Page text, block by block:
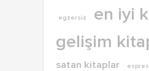
egzersiz
en iyi
gelişim
satan kitaplar